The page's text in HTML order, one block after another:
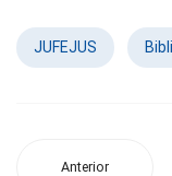
JUFEJUS
Anterior